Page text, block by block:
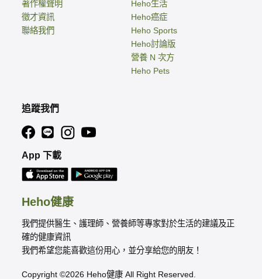
Heho健康
我們提供醫生、護理師、營養師等專家對於生活的建議及正
確的健康資訊
我們希望您能喜歡這份用心，並分享給您的朋友！
Copyright ©2026 Heho健康 All Right Reserved.
著作權聲明
徵才資訊
聯絡我們
Heho生活
Heho癌症
Heho Sports
Heho討論版
營養 N 次方
Heho Pets
追蹤我們
App 下載